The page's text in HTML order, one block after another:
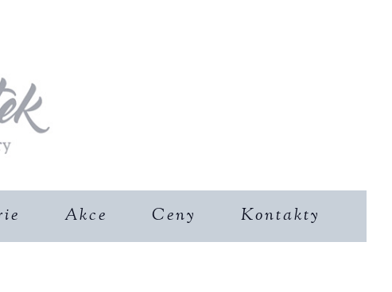
Akce Ceny Kontakty